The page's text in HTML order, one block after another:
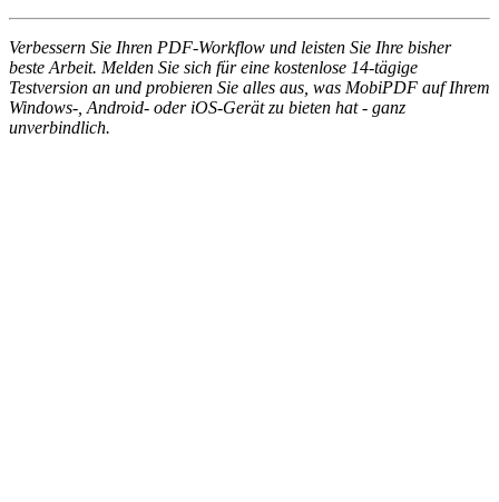
Verbessern Sie Ihren PDF-Workflow und leisten Sie Ihre bisher
beste Arbeit. Melden Sie sich für eine kostenlose 14-tägige
Testversion an und probieren Sie alles aus, was MobiPDF auf Ihrem
Windows-, Android- oder iOS-Gerät zu bieten hat - ganz
unverbindlich.